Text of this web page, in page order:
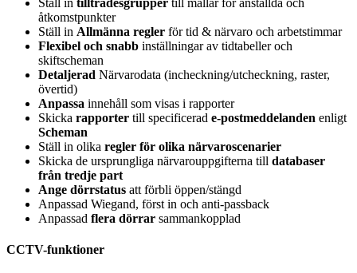
åtkomstpunkter
Ställ in Allmänna regler för tid & närvaro och arbetstimmar
Flexibel och snabb inställningar av tidtabeller och
skiftscheman
Detaljerad Närvarodata (incheckning/utcheckning, raster,
övertid)
Anpassa innehåll som visas i rapporter
Skicka rapporter till specificerad e-postmeddelanden enligt
Scheman
Ställ in olika regler för olika närvaroscenarier
Skicka de ursprungliga närvarouppgifterna till databaser
från tredje part
Ange dörrstatus att förbli öppen/stängd
Anpassad Wiegand, först in och anti-passback
Anpassad flera dörrar sammankopplad
CCTV-funktioner